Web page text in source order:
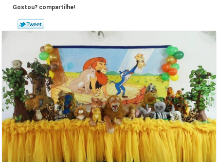
Gostou? compartilhe!